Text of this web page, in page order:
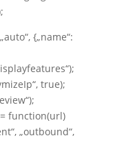
{„name“:
true);
function(url)
„outbound“,